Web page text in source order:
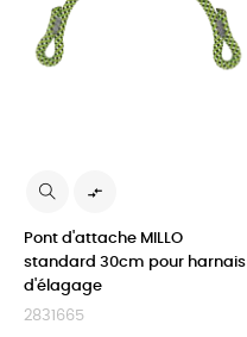

Pont d'attache MILLO
standard 30cm pour harnais
d'élagage
2831665